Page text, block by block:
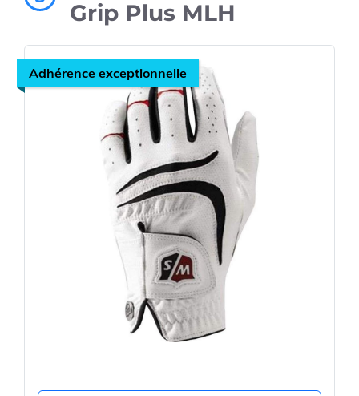
Grip Plus MLH
Adhérence exceptionnelle